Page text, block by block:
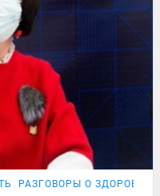
РАЗГОВОРЫ О ЗДОРОВЬЕ